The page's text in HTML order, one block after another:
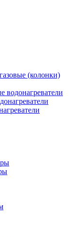
(колонки)
водонагреватели